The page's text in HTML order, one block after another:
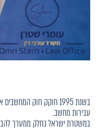
בשנת 1995 חוקק חוק
עבירות מחשב.